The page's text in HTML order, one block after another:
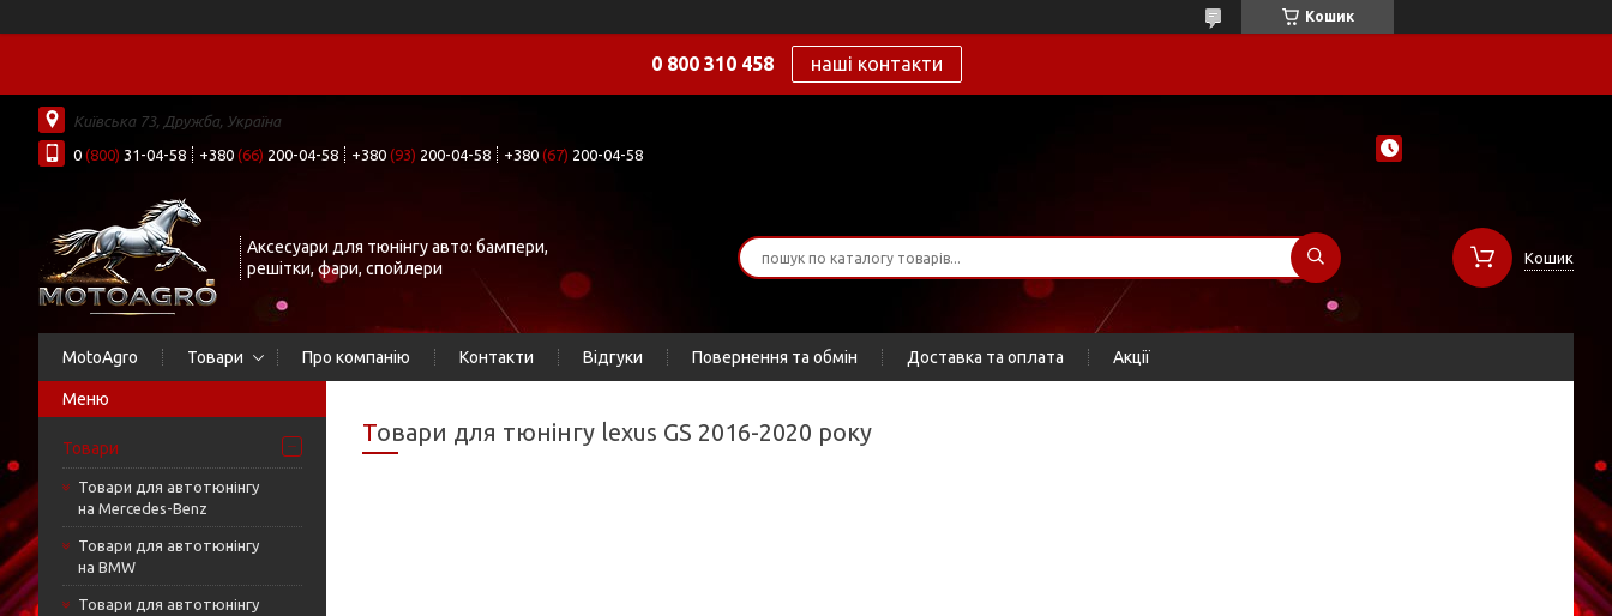
Кошик
0 800 310 458 наші контакти
Київська 73, Дружба, Україна
0 (800) 31-04-58 +380 (66) 200-04-58 +380 (93) 200-04-58 +380 (67) 200-04-58
Аксесуари для тюнінгу авто: бампери,
решітки, фари, спойлери
Кошик
MotoAgro Товари Про компанію Контакти Відгуки Повернення та обмін Доставка та оплата Акції
Товари
Товари для автотюнінгу
на Mercedes-Benz
Товари для автотюнінгу
на BMW
Товари для автотюнінгу
Товари для тюнінгу lexus GS 2016-2020 року